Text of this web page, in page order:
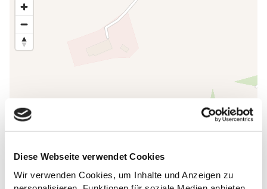
Diese Webseite verwendet Cookies
Wir verwenden Cookies, um Inhalte und Anzeigen zu